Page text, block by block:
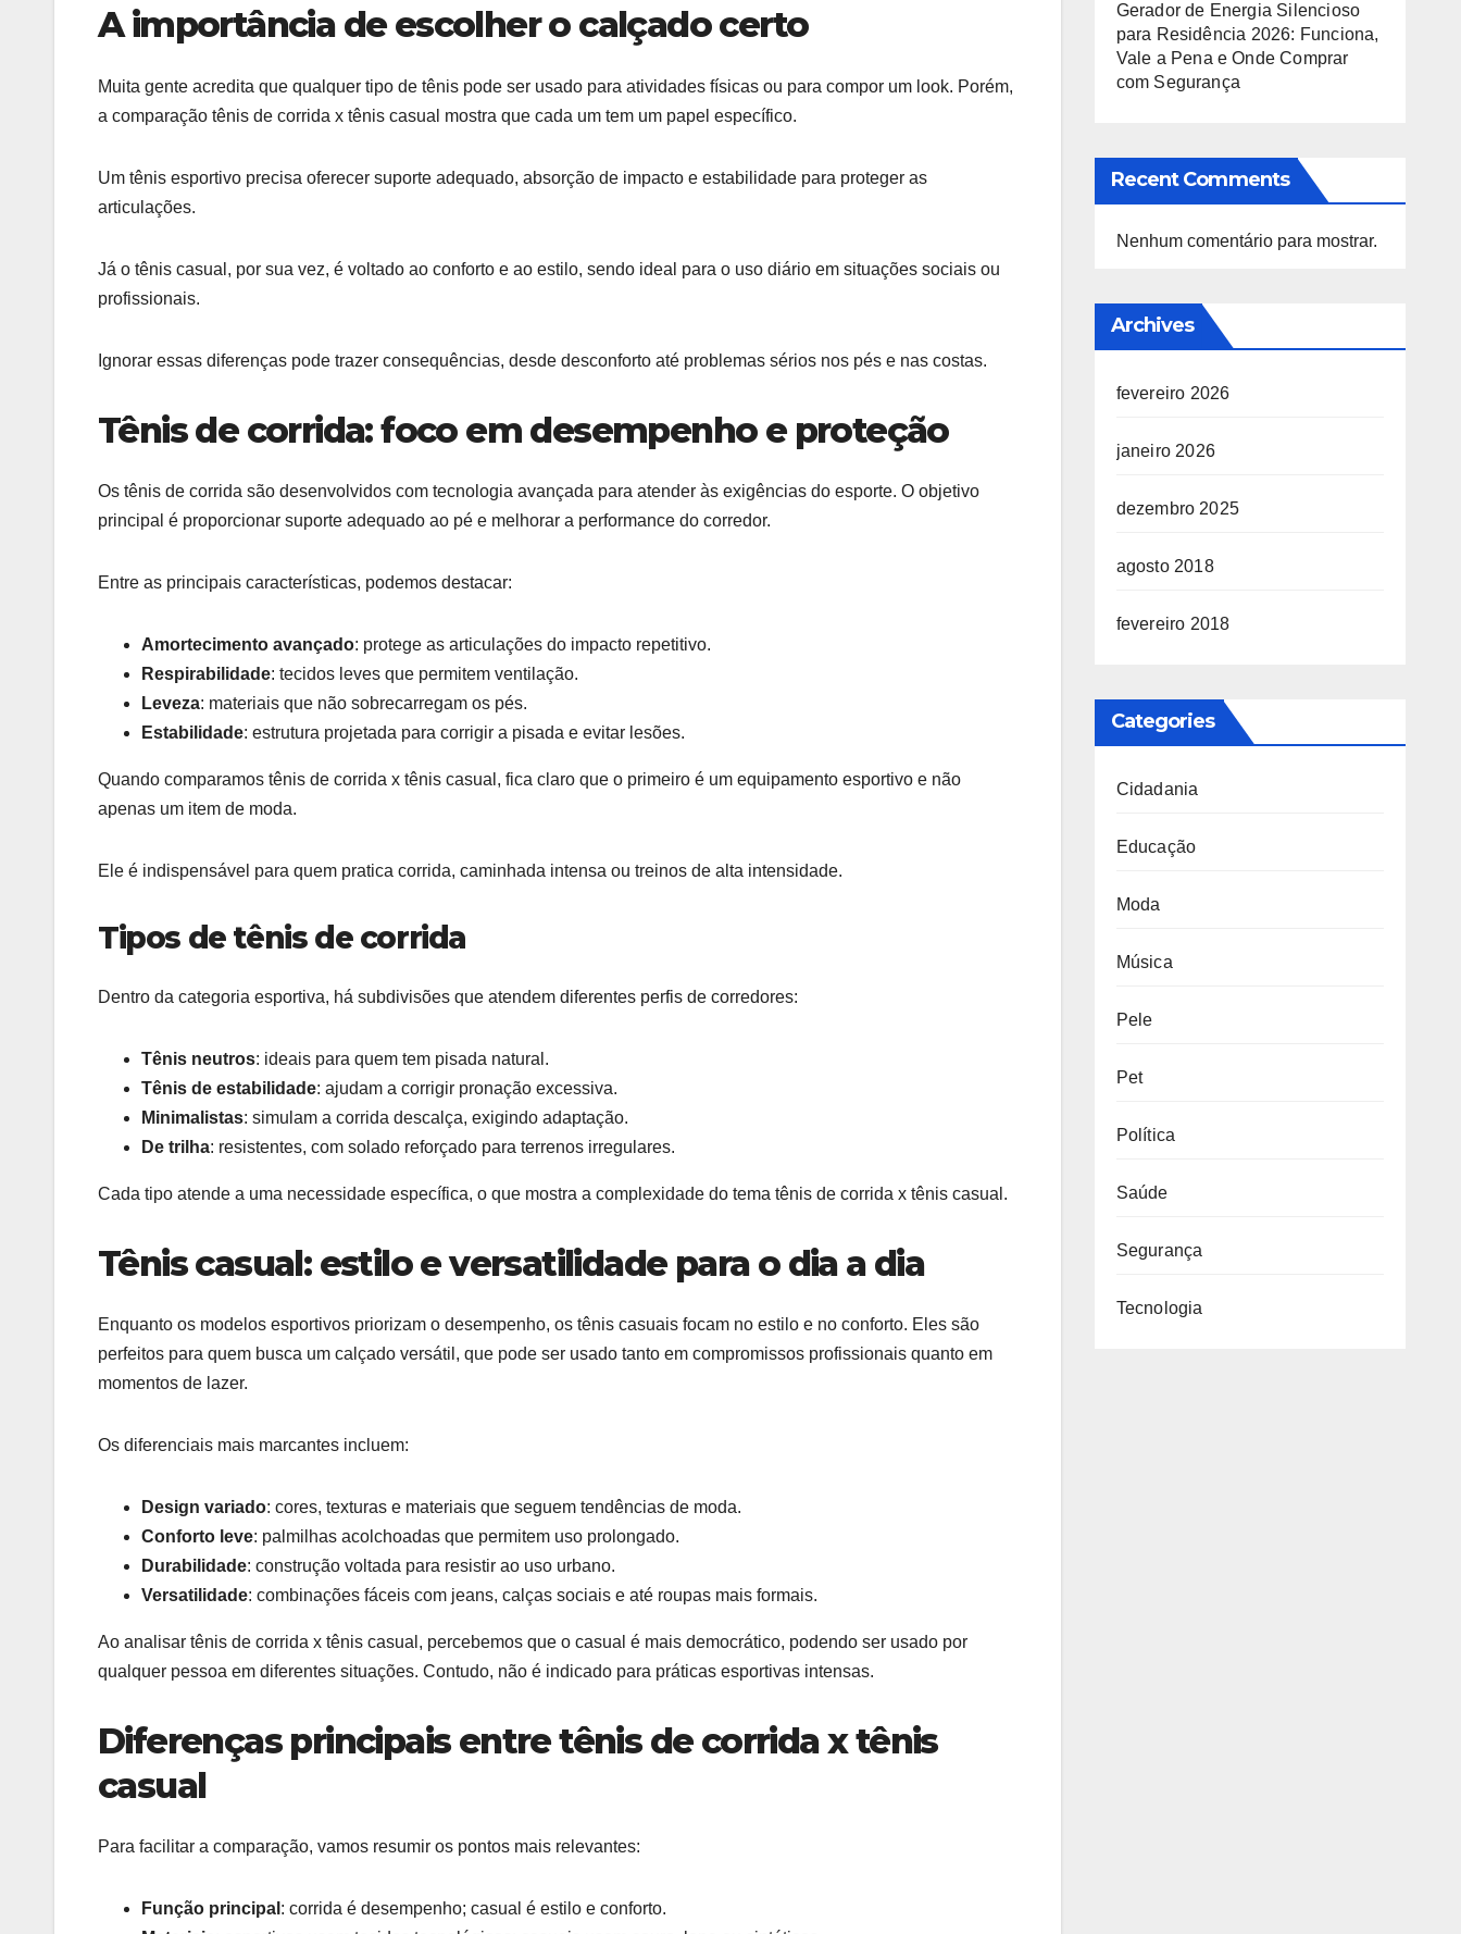
A importância de escolher o calçado certo
Muita gente acredita que qualquer tipo de tênis pode ser usado para atividades físicas ou para compor um look. Porém,
a comparação tênis de corrida x tênis casual mostra que cada um tem um papel específico.
Um tênis esportivo precisa oferecer suporte adequado, absorção de impacto e estabilidade para proteger as
articulações.
Já o tênis casual, por sua vez, é voltado ao conforto e ao estilo, sendo ideal para o uso diário em situações sociais ou
profissionais.
Ignorar essas diferenças pode trazer consequências, desde desconforto até problemas sérios nos pés e nas costas.
Tênis de corrida: foco em desempenho e proteção
Os tênis de corrida são desenvolvidos com tecnologia avançada para atender às exigências do esporte. O objetivo
principal é proporcionar suporte adequado ao pé e melhorar a performance do corredor.
Entre as principais características, podemos destacar:
Amortecimento avançado: protege as articulações do impacto repetitivo.
Respirabilidade: tecidos leves que permitem ventilação.
Leveza: materiais que não sobrecarregam os pés.
Estabilidade: estrutura projetada para corrigir a pisada e evitar lesões.
Quando comparamos tênis de corrida x tênis casual, fica claro que o primeiro é um equipamento esportivo e não
apenas um item de moda.
Ele é indispensável para quem pratica corrida, caminhada intensa ou treinos de alta intensidade.
Tipos de tênis de corrida
Dentro da categoria esportiva, há subdivisões que atendem diferentes perfis de corredores:
Tênis neutros: ideais para quem tem pisada natural.
Tênis de estabilidade: ajudam a corrigir pronação excessiva.
Minimalistas: simulam a corrida descalça, exigindo adaptação.
De trilha: resistentes, com solado reforçado para terrenos irregulares.
Cada tipo atende a uma necessidade específica, o que mostra a complexidade do tema tênis de corrida x tênis casual.
Tênis casual: estilo e versatilidade para o dia a dia
Enquanto os modelos esportivos priorizam o desempenho, os tênis casuais focam no estilo e no conforto. Eles são
perfeitos para quem busca um calçado versátil, que pode ser usado tanto em compromissos profissionais quanto em
momentos de lazer.
Os diferenciais mais marcantes incluem:
Design variado: cores, texturas e materiais que seguem tendências de moda.
Conforto leve: palmilhas acolchoadas que permitem uso prolongado.
Durabilidade: construção voltada para resistir ao uso urbano.
Versatilidade: combinações fáceis com jeans, calças sociais e até roupas mais formais.
Ao analisar tênis de corrida x tênis casual, percebemos que o casual é mais democrático, podendo ser usado por
qualquer pessoa em diferentes situações. Contudo, não é indicado para práticas esportivas intensas.
Diferenças principais entre tênis de corrida x tênis
casual
Para facilitar a comparação, vamos resumir os pontos mais relevantes:
Função principal : corrida é desempenho; casual é estilo e conforto.
Gerador de Energia Silencioso
para Residência 2026: Funciona,
Vale a Pena e Onde Comprar
com Segurança
Recent Comments
Nenhum comentário para mostrar.
Archives
fevereiro 2026
janeiro 2026
dezembro 2025
agosto 2018
fevereiro 2018
Categories
Cidadania
Educação
Moda
Música
Pele
Pet
Política
Saúde
Segurança
Tecnologia